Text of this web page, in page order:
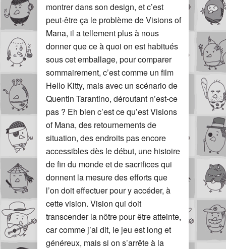
montrer dans son design, et c’est
peut-être ça le problème de Visions of
Mana, il a tellement plus à nous
donner que ce à quoi on est habitués
sous cet emballage, pour comparer
sommairement, c’est comme un film
Hello Kitty, mais avec un scénario de
Quentin Tarantino, déroutant n’est-ce
pas ? Eh bien c’est ce qu’est Visions
of Mana, des retournements de
situation, des endroits pas encore
accessibles dès le début, une histoire
de fin du monde et de sacrifices qui
donnent la mesure des efforts que
l’on doit effectuer pour y accéder, à
cette vision. Vision qui doit
transcender la nôtre pour être atteinte,
car comme j’ai dit, le jeu est long et
généreux, mais si on s’arrête à la